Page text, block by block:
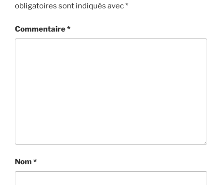
obligatoires sont indiqués avec*
Commentaire*
Nom*